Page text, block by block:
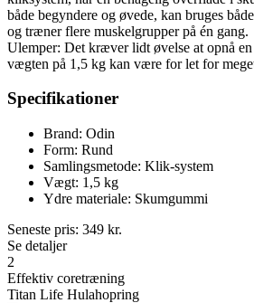
både begyndere og øvede, kan bruges
og træner flere muskelgrupper på én gang.
Ulemper: Det kræver lidt øvelse at opnå
vægten på 1,5 kg kan være for let for
Specifikationer
Brand: Odin
Form: Rund
Samlingsmetode: Klik-system
Vægt: 1,5 kg
Ydre materiale: Skumgummi
Seneste pris: 349 kr.
Se detaljer
2
Effektiv coretræning
Titan Life Hulahopring